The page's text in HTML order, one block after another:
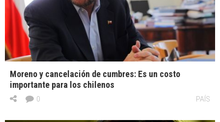
Moreno y cancelación de cumbres: Es un costo
importante para los chilenos
PAÍS
0